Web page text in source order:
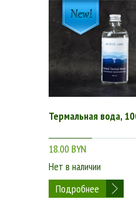
Термальная вода,
18.00 BYN
Нет в наличии
Подробнее